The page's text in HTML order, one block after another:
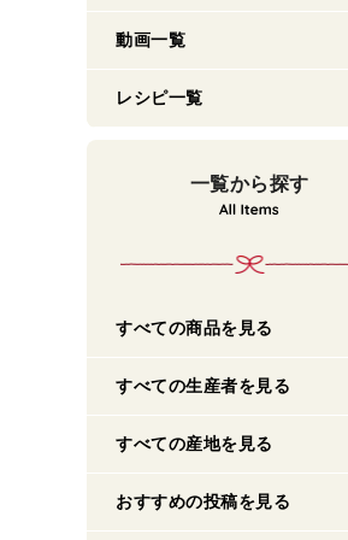
動画一覧
レシピ一覧
一覧から探す
すべての商品を見る
すべての生産者を見る
すべての産地を見る
おすすめの投稿を見る